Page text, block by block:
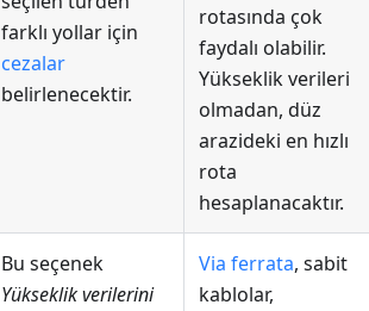
farklı yollar için
cezalar
belirlenecektir.
rotasında çok
faydalı olabilir.
Yükseklik verileri
olmadan, düz
arazideki en hızlı
rota
hesaplanacaktır.
Bu seçenek
Yükseklik verilerini
Via ferrata, sabit
kablolar,